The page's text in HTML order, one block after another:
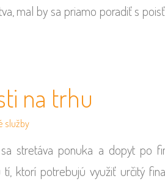
mal by sa priamo poradiť s
na trhu
služby
stretáva ponuka a dopyt po
tí, ktorí potrebujú využiť určitý